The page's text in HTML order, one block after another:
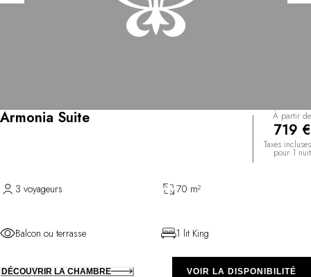
Armonia Suite À partir de
719 €
Taxes incluses
pour 1 nuit
3 voyageurs 70 m²
Balcon ou terrasse 1 lit King
DÉCOUVRIR LA CHAMBRE VOIR LA DISPONIBILITÉ